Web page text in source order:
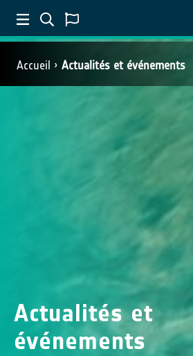
Accueil Actualités et événements
Actualités et
événements